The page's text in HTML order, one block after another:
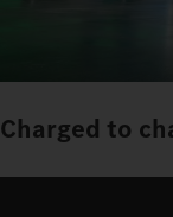
Charged to